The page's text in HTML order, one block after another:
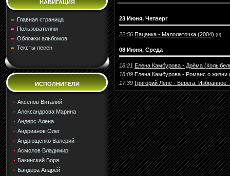
НАВИГАЦИЯ
Главная страница
Пользователям
Обложки альбомов
Тексты песен
ИСПОЛНИТЕЛИ
Аксенов Виталий
Александрова Марина
Андерс Алена
Андрианов Олег
Андрющенко Валерий
Асмолов Владимир
Бакинский Боря
Бандера Андрей
23 Июня, Четверг
22:56 Пацанка - Малолеточка (2004) (0)
08 Июня, Среда
18:21 Елена Камбурова - Дрёма
18:09 Елена Камбурова - Романс о жизни
17:39 Григорий Лепс - Берега.